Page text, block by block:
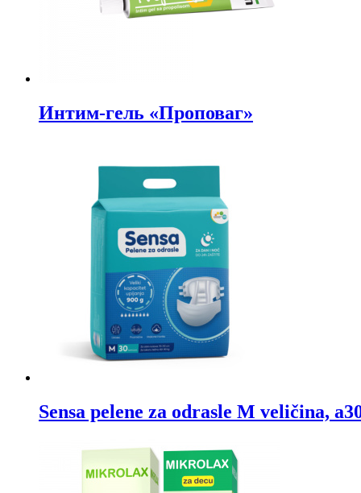
Интим-гель «Проповаг»
Sensa pelene za odrasle M veličina,